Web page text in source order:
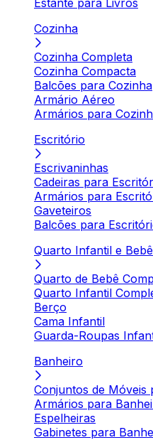
Estante para Livros
Cozinha
Cozinha Completa
Cozinha Compacta
Balcões para Cozinha
Armário Aéreo
Armários para
Escritório
Escrivaninhas
Cadeiras para
Armários para
Gaveteiros
Balcões para
Quarto Infantil e Bebê
Quarto de Bebê
Quarto Infantil
Berço
Cama Infantil
Guarda-Roupas
Banheiro
Conjuntos de Móveis
Armários para
Espelheiras
Gabinetes para